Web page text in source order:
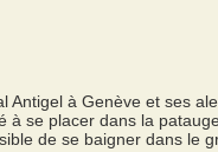
Antigel à Genève et ses
à se placer dans la
de se baigner dans le